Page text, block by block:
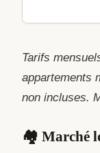
Tarifs
appartements
non incluses.
🏘️ Marché